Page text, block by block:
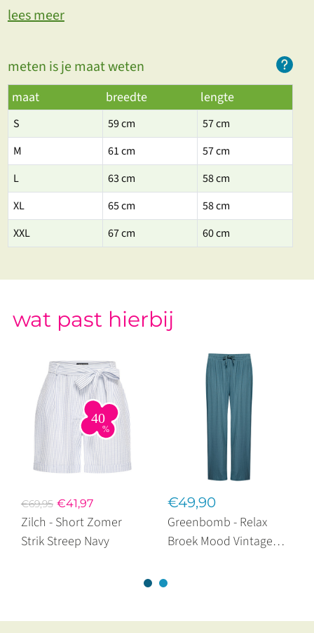
lees meer
meten is je maat weten
maat breedte lengte
S 59 cm
57 cm
M
61 cm
57 cm
L
63 cm
58 cm
XL
65 cm
58 cm
XXL
67 cm 60 cm
wat past hierbij
€69,95 €41,97
Zilch - Short Zomer
Strik Streep Navy
€49,90
Greenbomb - Relax
Broek Mood Vintage